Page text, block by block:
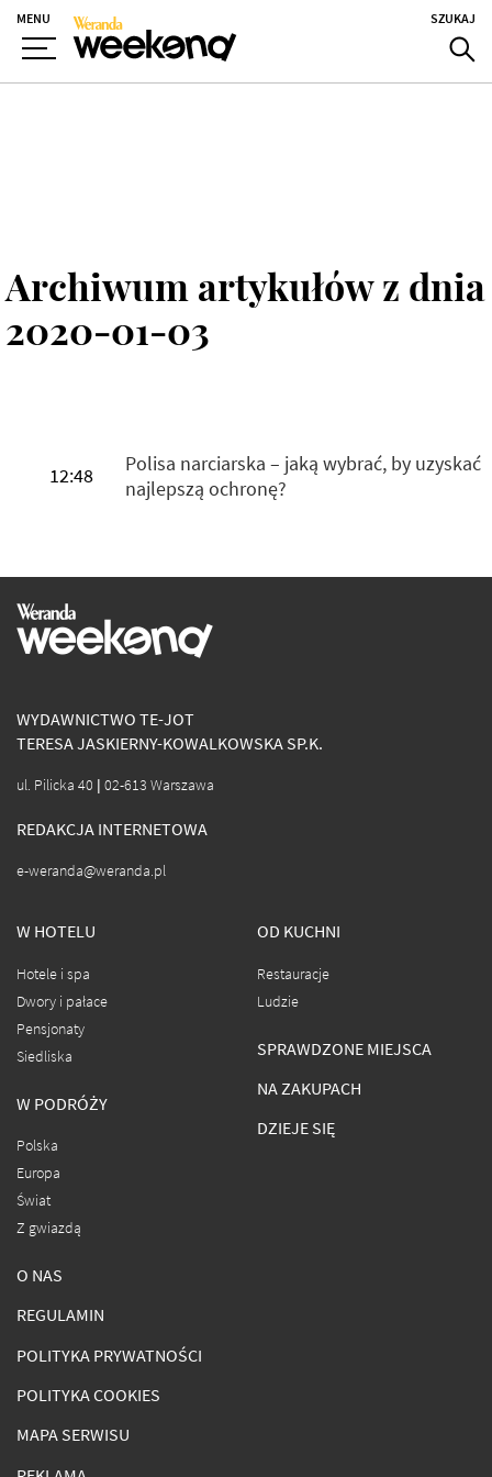
MENU SZUKAJ
Archiwum artykułów z dnia
2020-01-03
12:48
Polisa narciarska – jaką wybrać, by uzyskać
najlepszą ochronę?
WYDAWNICTWO TE-JOT
TERESA JASKIERNY-KOWALKOWSKA SP.K.
ul. Pilicka 40 | 02-613 Warszawa
REDAKCJA INTERNETOWA
e-weranda@weranda.pl
W HOTELU
Hotele i spa
Dwory i pałace
Pensjonaty
Siedliska
W PODRÓŻY
Polska
Europa
Świat
Z gwiazdą
OD KUCHNI
Restauracje
Ludzie
SPRAWDZONE MIEJSCA
NA ZAKUPACH
DZIEJE SIĘ
O NAS
REGULAMIN
POLITYKA PRYWATNOŚCI
POLITYKA COOKIES
MAPA SERWISU